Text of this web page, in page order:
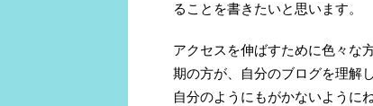
ることを書きたいと思います。
アクセスを伸ばすために色々な
期の方が、自分のブログを理解
自分のようにもがかないようにね